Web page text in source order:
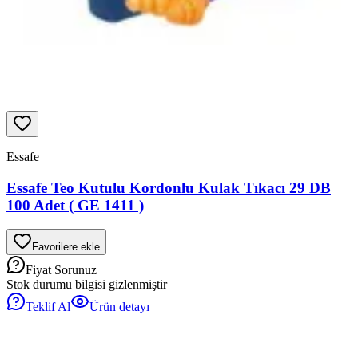
Essafe
Essafe Teo Kutulu Kordonlu Kulak Tıkacı 29 DB
100 Adet ( GE 1411 )
Favorilere ekle
Fiyat Sorunuz
Stok durumu bilgisi gizlenmiştir
Teklif Al
Ürün detayı